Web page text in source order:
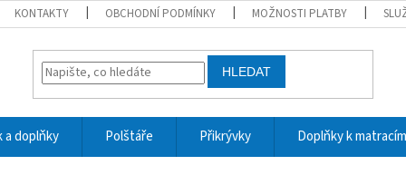
KONTAKTY OBCHODNÍ PODMÍNKY MOŽNOSTI PLATBY
HLEDAT
a doplňky Polštáře Přikrývky Doplňky k matracím